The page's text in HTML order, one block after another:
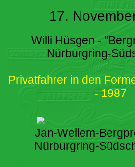
17.
Willi Hüsgen -
Nürburgring-
Privatfahrer in den
- 1987
Jan-Wellem-
Nürburgring-